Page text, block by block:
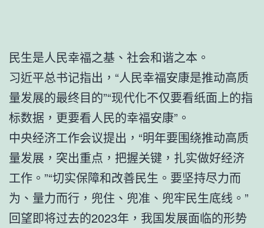
民生是人民幸福之基、社会和谐之本。
习近平总书记指出，“人民幸福安康是推动高质
量发展的最终目的”“现代化不仅要看纸面上的指
标数据，更要看人民的幸福安康”。
中央经济工作会议提出，“明年要围绕推动高质
量发展，突出重点，把握关键，扎实做好经济
工作。”“切实保障和改善民生。要坚持尽力而
为、量力而行，兜住、兜准、兜牢民生底线。”
回望即将过去的2023年，我国发展面临的形势